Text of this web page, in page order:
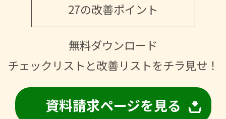
27の改善ポイント
無料ダウンロード
チェックリストと改善リストをチラ見せ！
資料請求ページを見る